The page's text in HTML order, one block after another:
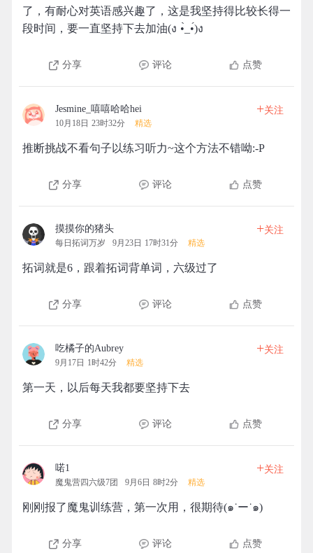
了，有耐心对英语感兴趣了，这是我坚持得比较长得一
段时间，要一直坚持下去加油(ง •̀_•́)ง
分享 评论 点赞
Jesmine_嘻嘻哈哈hei
10月18日 23时32分 精选
+关注
推断挑战不看句子以练习听力~这个方法不错呦:-P
分享 评论 点赞
摸摸你的猪头
每日拓词万岁 9月23日 17时31分 精选
+关注
拓词就是6，跟着拓词背单词，六级过了
分享 评论 点赞
吃橘子的Aubrey
9月17日 1时42分 精选
+关注
第一天，以后每天我都要坚持下去
分享 评论 点赞
喏1
魔鬼营四六级7团 9月6日 8时2分 精选
+关注
刚刚报了魔鬼训练营，第一次用，很期待(๑˙ー˙๑)
分享 评论 点赞